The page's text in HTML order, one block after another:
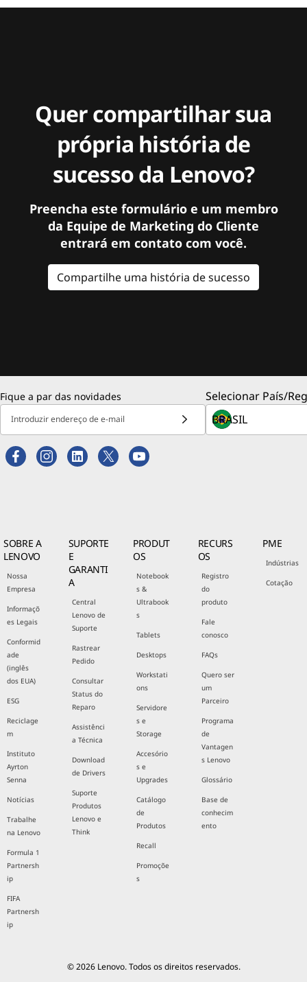
Quer compartilhar sua
própria história de
sucesso da Lenovo?
Preencha este formulário e um membro
da Equipe de Marketing do Cliente
entrará em contato com você.
Compartilhe uma história de sucesso
Fique a par das novidades
Introduzir endereço de e-mail
Selecionar País/
SOBRE A
LENOVO
Nossa
Empresa
Informaçõ
es Legais
Conformid
ade
(inglês
dos EUA)
ESG
Reciclage
m
Instituto
Ayrton
Senna
Notícias
Trabalhe
na Lenovo
Formula 1
Partnersh
ip
FIFA
Partnersh
ip
SUPORTE
E
GARANTI
A
Central
Lenovo de
Suporte
Rastrear
Pedido
Consultar
Status do
Reparo
Assistênci
a Técnica
Download
de Drivers
Suporte
Produtos
Lenovo e
Think
PRODUT
OS
Notebook
s &
Ultrabook
s
Tablets
Desktops
Workstati
ons
Servidore
s e
Storage
Accesório
s e
Upgrades
Catálogo
de
Produtos
Recall
Promoçõe
s
RECURS
OS
Registro
do
produto
Fale
conosco
FAQs
Quero ser
um
Parceiro
Programa
de
Vantagen
s Lenovo
Glossário
Base de
conhecim
ento
PME
Indústrias
Cotação
© 2026 Lenovo. Todos os direitos reservados.